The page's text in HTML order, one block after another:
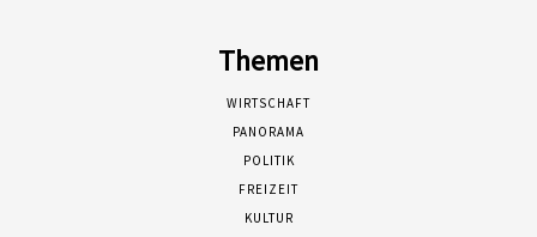
Themen
WIRTSCHAFT
PANORAMA
POLITIK
FREIZEIT
KULTUR